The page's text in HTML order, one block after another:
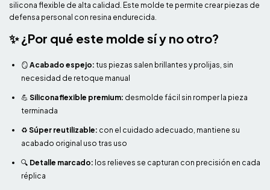
silicona flexible de alta calidad. Este molde te permite crear piezas de
defensa personal con resina endurecida.
✨ ¿Por qué este molde sí y no otro?
🪞 Acabado espejo: tus piezas salen brillantes y prolijas, sin
necesidad de retoque manual
💪 Silicona flexible premium: desmolde fácil sin romper la pieza
terminada
♻️ Súper reutilizable: con el cuidado adecuado, mantiene su
acabado original uso tras uso
🔍 Detalle marcado: los relieves se capturan con precisión en cada
réplica